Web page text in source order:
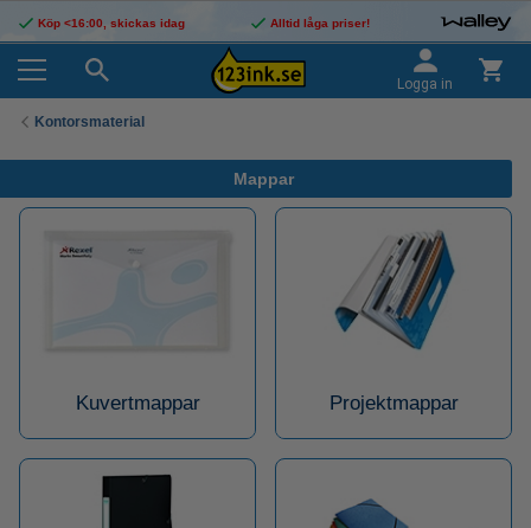
Köp <16:00, skickas idag Alltid låga priser!
Logga in
Kontorsmaterial
Mappar
Kuvertmappar Projektmappar